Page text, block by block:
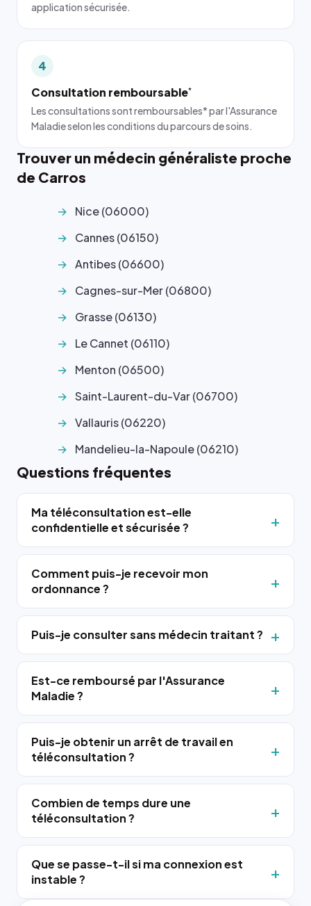
application sécurisée.
4
Consultation remboursable*
Les consultations sont remboursables* par l'Assurance
Maladie selon les conditions du parcours de soins.
Trouver un médecin généraliste proche
de Carros
Nice (06000)
Cannes (06150)
Antibes (06600)
Cagnes-sur-Mer (06800)
Grasse (06130)
Le Cannet (06110)
Menton (06500)
Saint-Laurent-du-Var (06700)
Vallauris (06220)
Mandelieu-la-Napoule (06210)
Questions fréquentes
Ma téléconsultation est-elle
confidentielle et sécurisée ?
Comment puis-je recevoir mon
ordonnance ?
Puis-je consulter sans médecin traitant ?
Est-ce remboursé par l'Assurance
Maladie ?
Puis-je obtenir un arrêt de travail en
téléconsultation ?
Combien de temps dure une
téléconsultation ?
Que se passe-t-il si ma connexion est
instable ?